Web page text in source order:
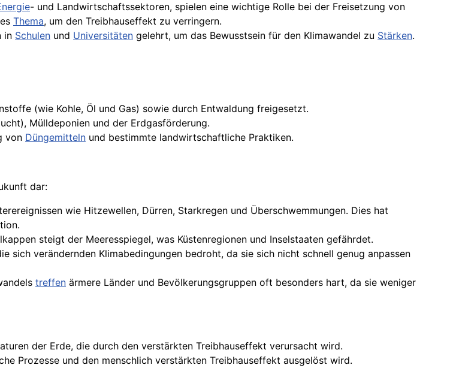
- und Landwirtschaftssektoren, spielen eine wichtige Rolle bei der Freisetzung von
Thema, um den Treibhauseffekt zu verringern.
in Schulen und Universitäten gelehrt, um das Bewusstsein für den Klimawandel zu Stärken.
(wie Kohle, Öl und Gas) sowie durch Entwaldung freigesetzt.
Mülldeponien und der Erdgasförderung.
von Düngemitteln und bestimmte landwirtschaftliche Praktiken.
dar:
wie Hitzewellen, Dürren, Starkregen und Überschwemmungen. Dies hat
steigt der Meeresspiegel, was Küstenregionen und Inselstaaten gefährdet.
sich verändernden Klimabedingungen bedroht, da sie sich nicht schnell genug anpassen
treffen ärmere Länder und Bevölkerungsgruppen oft besonders hart, da sie weniger
der Erde, die durch den verstärkten Treibhauseffekt verursacht wird.
Prozesse und den menschlich verstärkten Treibhauseffekt ausgelöst wird.